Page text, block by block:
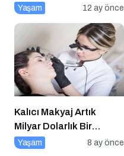
Zincirini Çökertiyor!
Yaşam 12 ay önce
Kalıcı Makyaj Artık
Milyar Dolarlık Bir
Endüstri
Yaşam 8 ay önce